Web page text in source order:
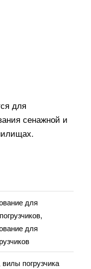
для
сенажной и
для
,
для
вилы погрузчика